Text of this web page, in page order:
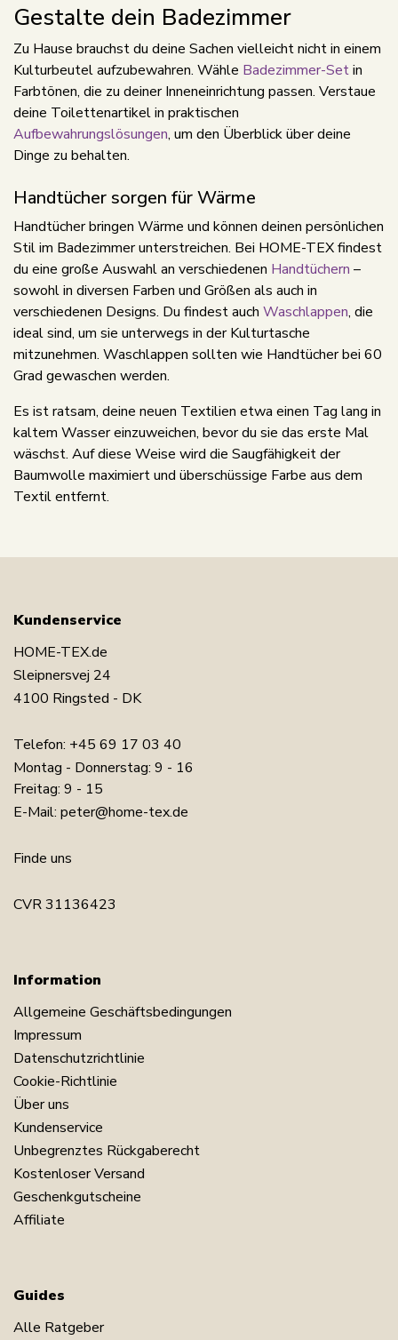
Gestalte dein Badezimmer
Zu Hause brauchst du deine Sachen vielleicht nicht in einem
Kulturbeutel aufzubewahren. Wähle Badezimmer-Setin
Farbtönen, die zu deiner Inneneinrichtung passen. Verstaue
deine Toilettenartikel in praktischen
Aufbewahrungslösungen, um den Überblick über deine
Dinge zu behalten.
Handtücher sorgen für Wärme
Handtücher bringen Wärme und können deinen persönlichen
Stil im Badezimmer unterstreichen. Bei HOME-TEX findest
du eine große Auswahl an verschiedenen Handtüchern –
sowohl in diversen Farben und Größen als auch in
verschiedenen Designs. Du findest auch Waschlappen, die
ideal sind, um sie unterwegs in der Kulturtasche
mitzunehmen. Waschlappen sollten wie Handtücher bei 60
Grad gewaschen werden.
Es ist ratsam, deine neuen Textilien etwa einen Tag lang in
kaltem Wasser einzuweichen, bevor du sie das erste Mal
wäschst. Auf diese Weise wird die Saugfähigkeit der
Baumwolle maximiert und überschüssige Farbe aus dem
Textil entfernt.
Kundenservice
HOME-TEX.de
Sleipnersvej 24
4100 Ringsted - DK
Telefon: +45 69 17 03 40
Montag - Donnerstag: 9 - 16
Freitag: 9 - 15
E-Mail: peter@home-tex.de
Finde uns
CVR 31136423
Information
Allgemeine Geschäftsbedingungen
Impressum
Datenschutzrichtlinie
Cookie-Richtlinie
Über uns
Kundenservice
Unbegrenztes Rückgaberecht
Kostenloser Versand
Geschenkgutscheine
Affiliate
Guides
Alle Ratgeber